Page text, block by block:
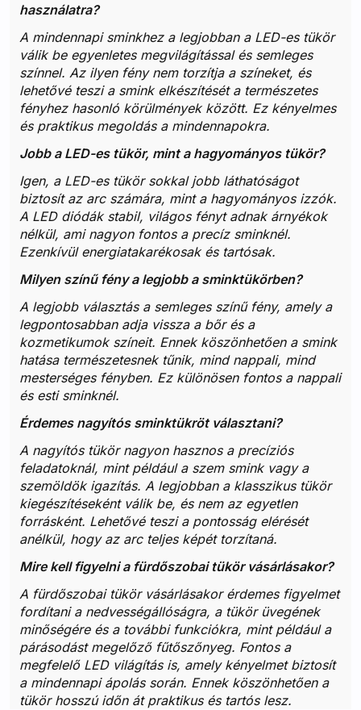
használatra?
A mindennapi sminkhez a legjobban a LED-es tükör
válik be egyenletes megvilágítással és semleges
színnel. Az ilyen fény nem torzítja a színeket, és
lehetővé teszi a smink elkészítését a természetes
fényhez hasonló körülmények között. Ez kényelmes
és praktikus megoldás a mindennapokra.
Jobb a LED-es tükör, mint a hagyományos tükör?
Igen, a LED-es tükör sokkal jobb láthatóságot
biztosít az arc számára, mint a hagyományos izzók.
A LED diódák stabil, világos fényt adnak árnyékok
nélkül, ami nagyon fontos a precíz sminknél.
Ezenkívül energiatakarékosak és tartósak.
Milyen színű fény a legjobb a sminktükörben?
A legjobb választás a semleges színű fény, amely a
legpontosabban adja vissza a bőr és a
kozmetikumok színeit. Ennek köszönhetően a smink
hatása természetesnek tűnik, mind nappali, mind
mesterséges fényben. Ez különösen fontos a nappali
és esti sminknél.
Érdemes nagyítós sminktükröt választani?
A nagyítós tükör nagyon hasznos a precíziós
feladatoknál, mint például a szem smink vagy a
szemöldök igazítás. A legjobban a klasszikus tükör
kiegészítéseként válik be, és nem az egyetlen
forrásként. Lehetővé teszi a pontosság elérését
anélkül, hogy az arc teljes képét torzítaná.
Mire kell figyelni a fürdőszobai tükör vásárlásakor?
A fürdőszobai tükör vásárlásakor érdemes figyelmet
fordítani a nedvességállóságra, a tükör üvegének
minőségére és a további funkciókra, mint például a
párásodást megelőző fűtőszőnyeg. Fontos a
megfelelő LED világítás is, amely kényelmet biztosít
a mindennapi ápolás során. Ennek köszönhetően a
tükör hosszú időn át praktikus és tartós lesz.